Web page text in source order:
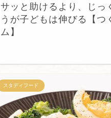
サッと助けるより、じっ
うが子どもは伸びる【つ
ム】
スタディフード